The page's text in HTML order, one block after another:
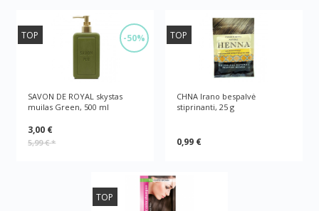
-50%
TOP
SAVON DE ROYAL skystas
muilas Green, 500 ml
3,00 €
5,99 €*
TOP
CHNA Irano bespalvė
stiprinanti, 25 g
0,99 €
TOP